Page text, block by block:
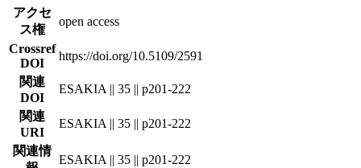
アクセ
ス権
open access
Crossref
DOI
https://doi.org/10.5109/2591
関連
DOI
ESAKIA || 35 || p201-222
関連
URI
ESAKIA || 35 || p201-222
関連情
ESAKIA || 35 || p201-222